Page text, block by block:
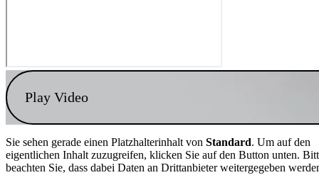
Play Video
Sie sehen gerade einen Platzhalterinhalt von Standard. Um auf den
eigentlichen Inhalt zuzugreifen, klicken Sie auf den Button unten.
beachten Sie, dass dabei Daten an Drittanbieter weitergegeben